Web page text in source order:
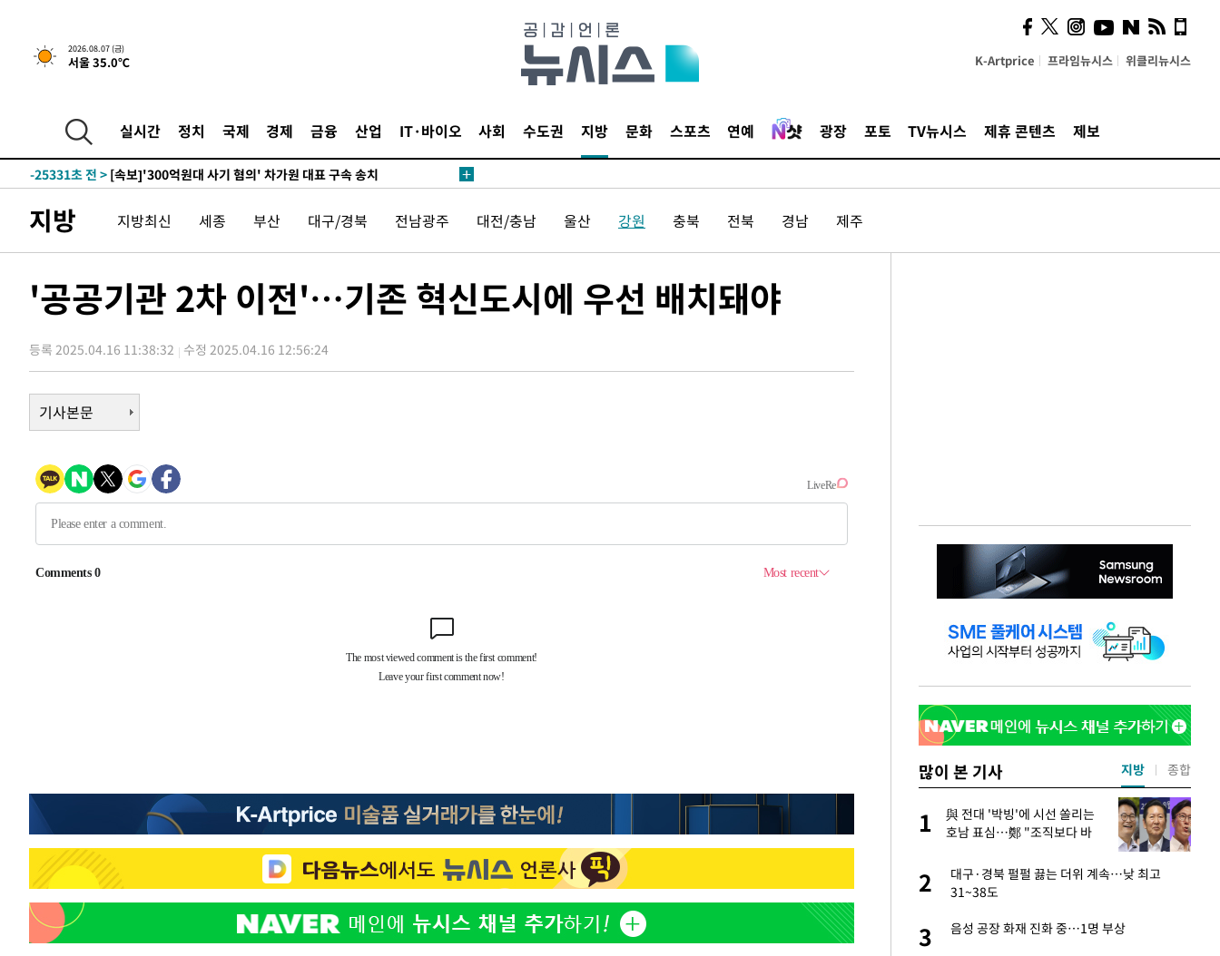
2026.08.07 (금)
서울 35.0℃ K-Artprice 프라임뉴시스 위클리뉴시스
실시간 정치 국제 경제 금융 산업 IT·바이오 사회 수도권 지방 문화 스포츠 연예 광장 포토 TV뉴시스 제휴 콘텐츠 제보
-8417초 전 >[속보] 뉴욕증시, 일제 하락 마감…나스닥 0.06%↓
-29615초 전 >[속보]'채상병 순직 책임' 임성근, 항소심도 징역 3년
-26081초 전 >
민주 콩고 에볼라환자 4천명 돌파, 4053명 발생 1850명 사망
-25331초 전 >
-24525초 전 > "미 전국적 살모네라 식중독 원인은 멕시코산 할라피뇨"-- CDC
-22919초 전 >
[속보]합수본, '투표율 허위 입력' 중앙·서울·경기도 선관위 등 9곳
-22674초 전 >[속보]원·달러 환율, 오전 9시 1423.8원
-22456초 전 >[속보]코스닥, 5.95포인트(0.74%) 상승한 807.62개장
-19589초 전 >시리아 다마스쿠스 교외에서 미니버스 폭발.. 14명 부상, 3명은 중
태
-18887초 전 >입추에도 극한더위…서울 낮 39도 '폭염중대경보'
-13851초 전 >
례 큰 폭발음
-12566초 전 >[속보]美, 폴리실리콘 수입 규제…파생제품 15% 관세, 120일 후
-8417초 전 > [속보] 뉴욕증시, 일제 하락 마감…나스닥 0.06%↓
-29615초 전 >[속보]'채상병 순직 책임' 임성근, 항소심도 징역 3년
-29481초 전 > [속보]종합특검, '관저이전 봐주기 감사' 유병호 구속기소
-25331초 전 >
[속보]경찰·노동부, HL만도 평택사업장 끼임 사망 관련 압수수색
[속보]합수본, '투표율 허위 입력' 중앙·서울·경기도 선관위 등 9곳
태-18887초 전 >
입추에도 극한더위…서울 낮 39도 '폭염중대경보'
-13851초 전 >이란, 호르무즈서 "적국 목표물들"과 대치로 남부 케슘섬에서 두차
례 큰 폭발음
-12566초 전 >
[속보]美, 폴리실리콘 수입 규제…파생제품 15% 관세, 120일 후
발효
-10717초 전 >[속보]트럼프, 美 원정출산 금지 행정명령 서명
-8417초 전 >
[속보] 뉴욕증시, 일제 하락 마감…나스닥 0.06%↓
지방 지방최신 세종 부산 대구/경북 전남광주 대전/충남 울산 강원 충북 전북 경남 제주
'공공기관 2차 이전'…기존 혁신도시에 우선 배치돼야
등록 2025.04.16 11:38:32 수정 2025.04.16 12:56:24
기사본문
많이 본 기사
방은희, 母 고독사에 오열 "이
틀 만에 발견"
2
니…"
3
"바지 벗고 앞뒤로 돌아야 했다"…탈북민 김
서아, 기쁨조 검사 수치심 회상
1
與 전대 '박빙'에 시선 쏠리는
호남 표심…鄭 "조직보다 바
2
대구·경북 펄펄 끓는 더위 계속…낮 최고
31~38도
3 음성 공장 화재 진화 중…1명 부상
지방 종합